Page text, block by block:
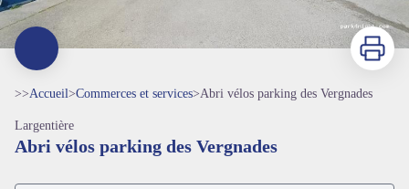
Imprimer
>>Accueil>Commerces et services>Abri vélos parking des Vergnades
Largentière
Abri vélos parking des Vergnades